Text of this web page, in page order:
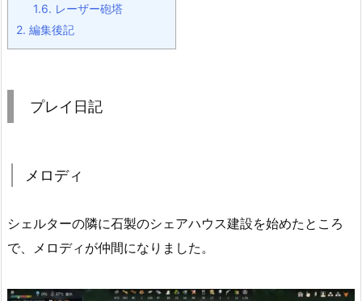
1.6. レーザー砲塔
2. 編集後記
プレイ日記
メロディ
シェルターの隣に石製のシェアハウス建設を始めたところ
で、メロディが仲間になりました。